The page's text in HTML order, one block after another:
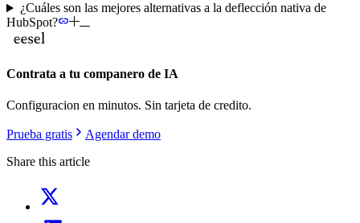
¿Cuáles son las mejores alternativas a la deflección nativa de
HubSpot?
Contrata a tu companero de IA
Configuracion en minutos. Sin tarjeta de credito.
Prueba gratis
Agendar demo
Share this article